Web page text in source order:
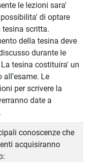
le lezioni sara'
di optare
tesina scritta.
della tesina deve
durante le
La tesina costituira' un
all'esame. Le
per scrivere la
date a
conoscenze che
acquisiranno